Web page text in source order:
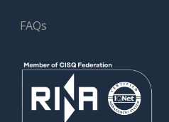
FAQs